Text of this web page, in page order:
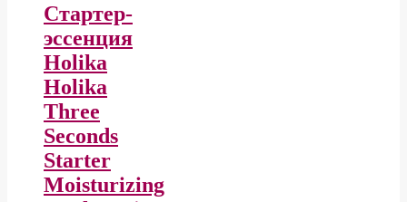
Стартер-
эссенция
Holika
Holika
Three
Seconds
Starter
Moisturizing